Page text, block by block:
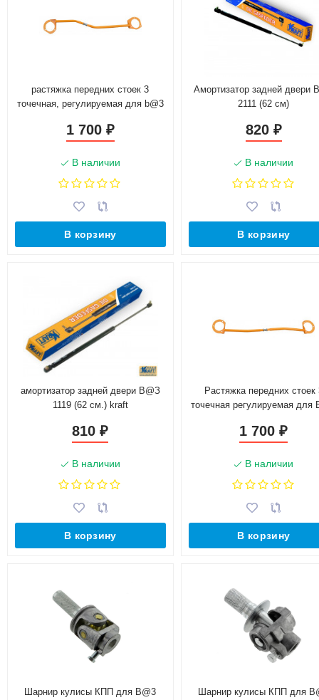
растяжка передних стоек 3
точечная, регулируемая для b@3
2190, 2191 "l@da gr@nt@"
1 700 ₽
В наличии
В корзину
Амортизатор задней двери
2111 (62 см)
820 ₽
В наличии
В корзину
амортизатор задней двери В@З
1119 (62 см.) kraft
810₽
В наличии
В корзину
Растяжка передних стоек
точечная регулируемая для
1 700₽
В наличии
В корзину
Шарнир кулисы КПП для B@3
Шарнир кулисы КПП для